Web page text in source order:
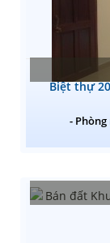
Biệt thự
- Phòng